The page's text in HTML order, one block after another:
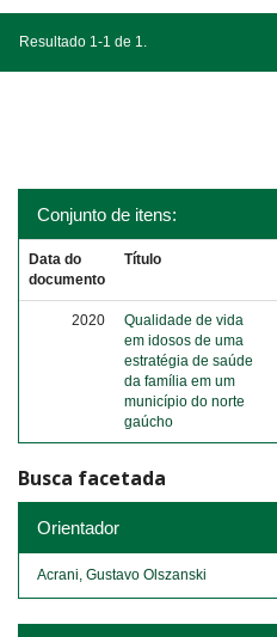
Resultado 1-1 de 1.
Conjunto de itens:
Data do
documento
Título
2020
Qualidade de vida
em idosos de uma
estratégia de saúde
da família em um
município do norte
gaúcho
Busca facetada
Orientador
Acrani, Gustavo Olszanski